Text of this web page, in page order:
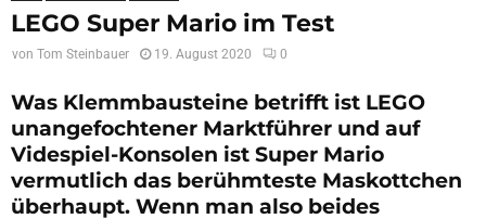
LEGO Super Mario im Test
von Tom Steinbauer 19. August 2020 0
Was Klemmbausteine betrifft ist LEGO
unangefochtener Marktführer und auf
Videspiel-Konsolen ist Super Mario
vermutlich das berühmteste Maskottchen
überhaupt. Wenn man also beides